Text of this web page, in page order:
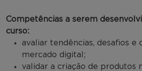
Competências a serem
curso:
avaliar tendências, desafios e
mercado digital;
validar a criação de produtos